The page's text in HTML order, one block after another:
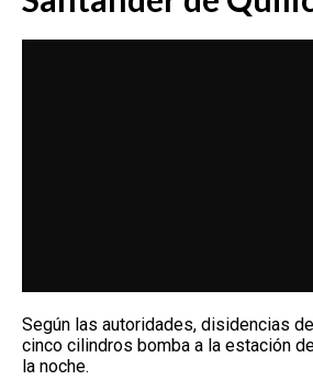
Según las autoridades, disidencias
cinco cilindros bomba a la estación
la noche.